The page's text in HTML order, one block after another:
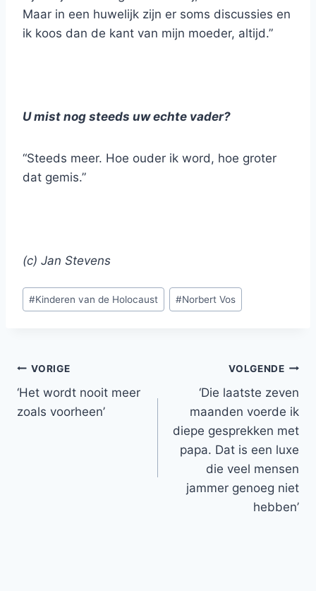
Maar in een huwelijk zijn er soms discussies en
ik koos dan de kant van mijn moeder, altijd.”
U mist nog steeds uw echte vader?
“Steeds meer. Hoe ouder ik word, hoe groter
dat gemis.”
(c) Jan Stevens
Bericht
tags:
#Kinderen van de Holocaust #Norbert Vos
Bericht
navigatie
VORIGE
‘Het wordt nooit meer
zoals voorheen’
VOLGENDE
‘Die laatste zeven
maanden voerde ik
diepe gesprekken met
papa. Dat is een luxe
die veel mensen
jammer genoeg niet
hebben’